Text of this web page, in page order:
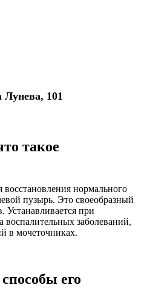
Лунева, 101
такое
нормального
пузырь. Это своеобразный
при
воспалительных заболеваний,
в мочеточниках.
его